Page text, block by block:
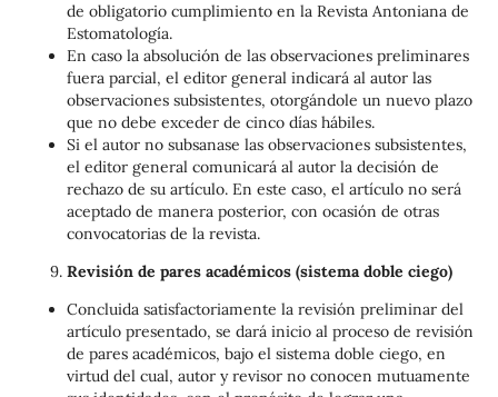
de obligatorio cumplimiento en la Revista Antoniana de
Estomatología.
En caso la absolución de las observaciones preliminares
fuera parcial, el editor general indicará al autor las
observaciones subsistentes, otorgándole un nuevo plazo
que no debe exceder de cinco días hábiles.
Si el autor no subsanase las observaciones subsistentes,
el editor general comunicará al autor la decisión de
rechazo de su artículo. En este caso, el artículo no será
aceptado de manera posterior, con ocasión de otras
convocatorias de la revista.
Revisión de pares académicos (sistema doble ciego)
Concluida satisfactoriamente la revisión preliminar del
artículo presentado, se dará inicio al proceso de revisión
de pares académicos, bajo el sistema doble ciego, en
virtud del cual, autor y revisor no conocen mutuamente